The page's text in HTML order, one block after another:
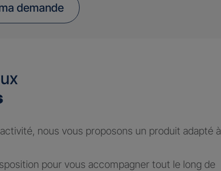
demande
nous vous proposons un produit adapté à
pour vous accompagner tout le long de